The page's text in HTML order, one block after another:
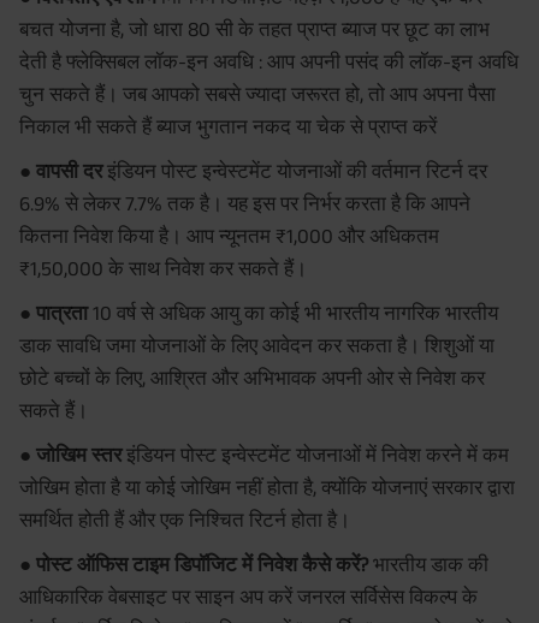
बचत योजना है, जो धारा 80 सी के तहत प्राप्त ब्याज पर छूट का लाभ
देती है फ्लेक्सिबल लॉक-इन अवधि : आप अपनी पसंद की लॉक-इन अवधि
चुन सकते हैं। जब आपको सबसे ज्यादा जरूरत हो, तो आप अपना पैसा
निकाल भी सकते हैं ब्याज भुगतान नकद या चेक से प्राप्त करें
● वापसी दरइंडियन पोस्ट इन्वेस्टमेंट योजनाओं की वर्तमान रिटर्न दर
6.9% से लेकर 7.7% तक है। यह इस पर निर्भर करता है कि आपने
कितना निवेश किया है। आप न्यूनतम ₹1,000 और अधिकतम
₹1,50,000 के साथ निवेश कर सकते हैं।
● पात्रता10 वर्ष से अधिक आयु का कोई भी भारतीय नागरिक भारतीय
डाक सावधि जमा योजनाओं के लिए आवेदन कर सकता है। शिशुओं या
छोटे बच्चों के लिए, आश्रित और अभिभावक अपनी ओर से निवेश कर
सकते हैं।
● जोखिम स्तरइंडियन पोस्ट इन्वेस्टमेंट योजनाओं में निवेश करने में कम
जोखिम होता है या कोई जोखिम नहीं होता है, क्योंकि योजनाएं सरकार द्वारा
समर्थित होती हैं और एक निश्चित रिटर्न होता है।
● पोस्ट ऑफिस टाइम डिपॉजिट में निवेश कैसे करें? भारतीय डाक की
आधिकारिक वेबसाइट पर साइन अप करें जनरल सर्विसेस विकल्प के